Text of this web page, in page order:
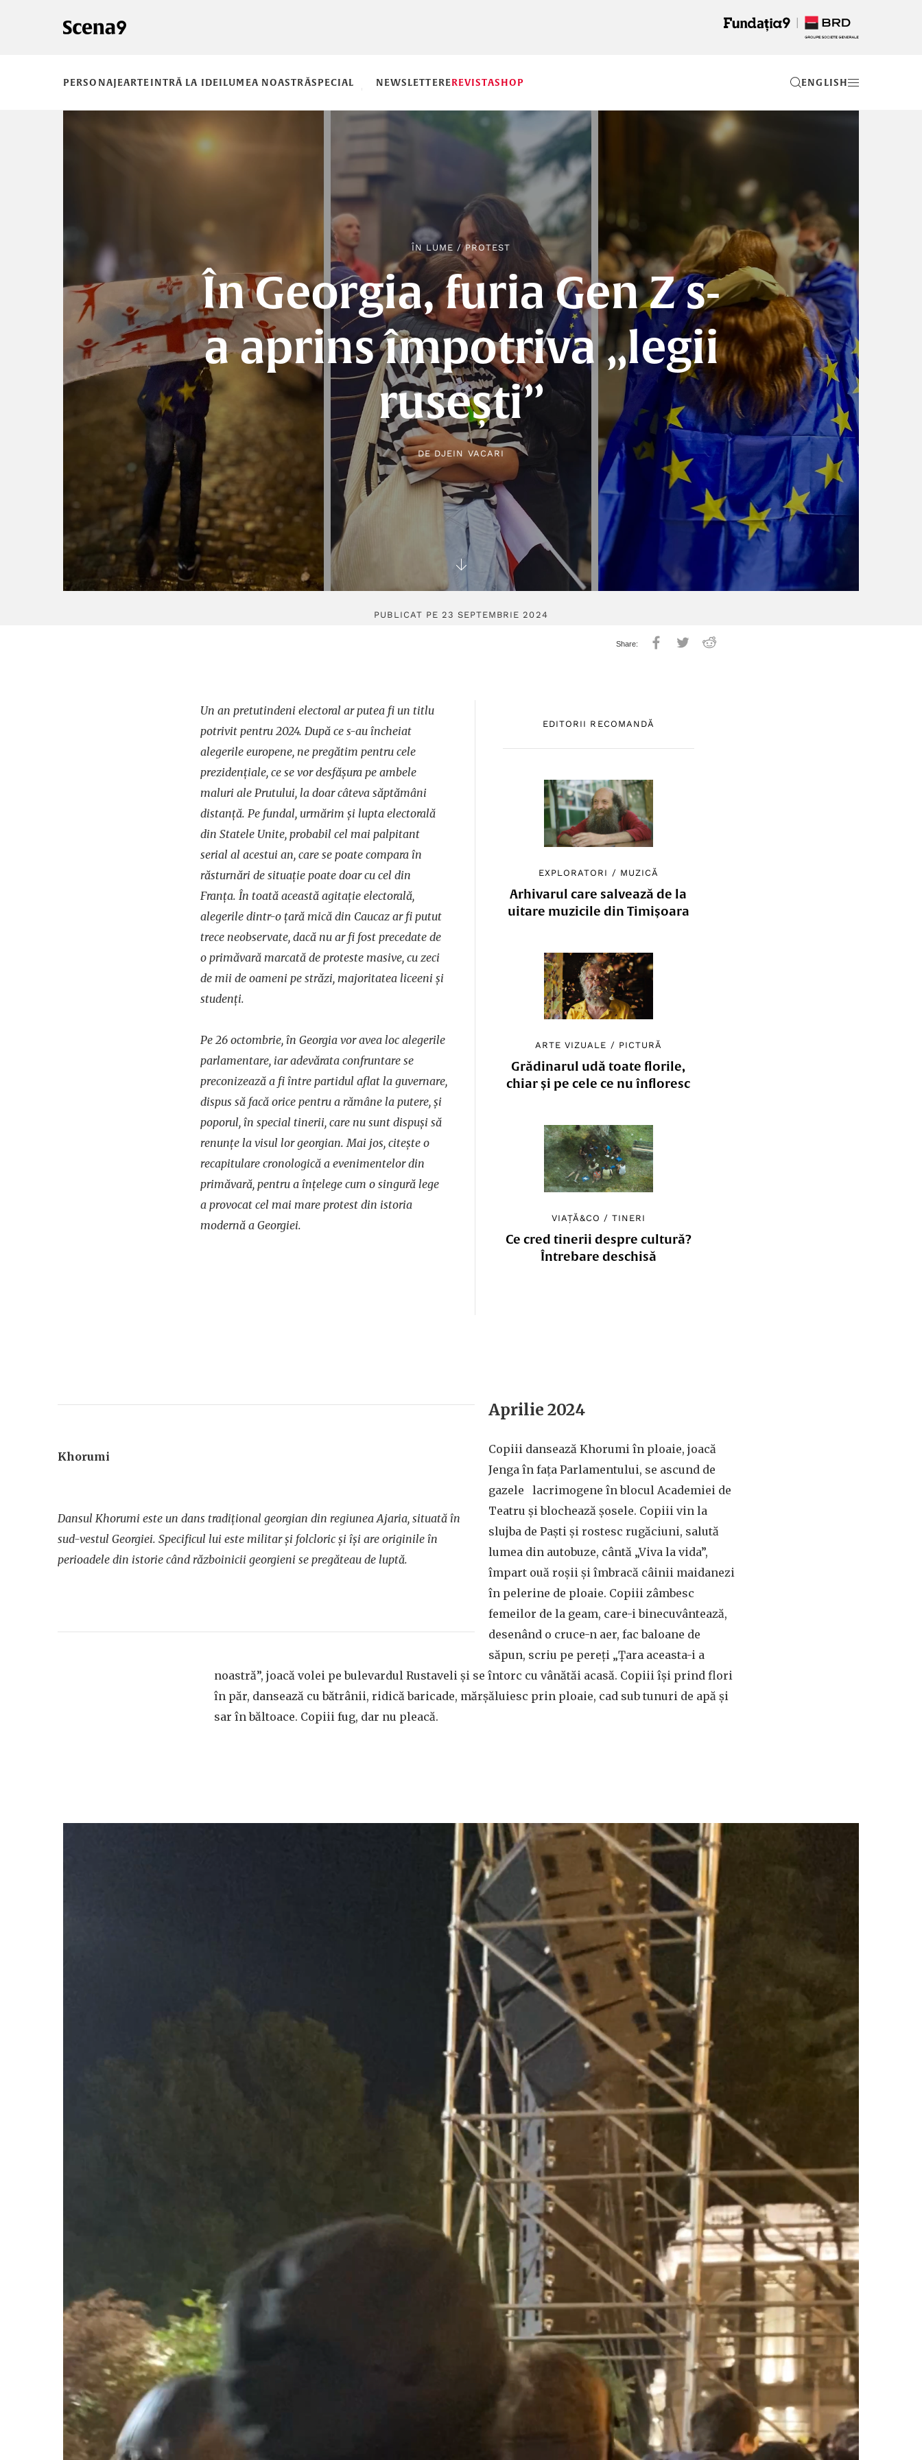
PERSONAJEARTEINTRĂ LA IDEILUMEA NOASTRĂSPECIAL NEWSLETTEREREVISTASHOP EN
ÎN LUME /PROTEST
În Georgia, furia Gen Z s-
a aprins împotriva „legii
rusești”
DEDJEIN VACARI
PUBLICAT PE 23 SEPTEMBRIE 2024
EDITORII RECOMANDĂ
EXPLORATORI / MUZICĂ
Arhivarul care salvează de la
uitare muzicile din Timișoara
ARTE VIZUALE / PICTURĂ
Grădinarul udă toate florile,
chiar și pe cele ce nu înfloresc
VIAȚĂ&CO /TINERI
Ce cred tinerii despre cultură?
Întrebare deschisă
Un an pretutindeni electoral ar putea fi un titlu
potrivit pentru 2024. După ce s-au încheiat
alegerile europene, ne pregătim pentru cele
prezidențiale, ce se vor desfășura pe ambele
maluri ale Prutului, la doar câteva săptămâni
distanță. Pe fundal, urmărim și lupta electorală
din Statele Unite, probabil cel mai palpitant
serial al acestui an, care se poate compara în
răsturnări de situație poate doar cu cel din
Franța. În toată această agitație electorală,
alegerile dintr-o țară mică din Caucaz ar fi putut
trece neobservate, dacă nu ar fi fost precedate de
o primăvară marcată de proteste masive, cu zeci
de mii de oameni pe străzi, majoritatea liceeni și
studenți.
Pe 26 octombrie, în Georgia vor avea loc alegerile
parlamentare, iar adevărata confruntare se
preconizează a fi între partidul aflat la guvernare,
dispus să facă orice pentru a rămâne la putere, și
poporul, în special tinerii, care nu sunt dispuși să
renunțe la visul lor georgian. Mai jos, citește o
recapitulare cronologică a evenimentelor din
primăvară, pentru a înțelege cum o singură lege
a provocat cel mai mare protest din istoria
modernă a Georgiei.
Khorumi
Dansul Khorumi este un dans tradițional georgian din regiunea Ajaria, situată în
sud-vestul Georgiei. Specificul lui este militar și folcloric și își are originile în
perioadele din istorie când războinicii georgieni se pregăteau de luptă.
Aprilie 2024
Copiii dansează Khorumi în ploaie, joacă
Jenga în fața Parlamentului, se ascund de
gazele lacrimogene în blocul Academiei de
Teatru și blochează șosele. Copiii vin la
slujba de Paști și rostesc rugăciuni, salută
lumea din autobuze, cântă „Viva la vida”,
împart ouă roșii și îmbracă câinii maidanezi
în pelerine de ploaie. Copiii zâmbesc
femeilor de la geam, care-i binecuvântează,
desenând o cruce-n aer, fac baloane de
săpun, scriu pe pereți „Țara aceasta-i a
noastră”, joacă volei pe bulevardul Rustaveli și se întorc cu vânătăi acasă. Copiii își prind flori
în păr, dansează cu bătrânii, ridică baricade, mărșăluiesc prin ploaie, cad sub tunuri de apă și
sar în băltoace. Copiii fug, dar nu pleacă.